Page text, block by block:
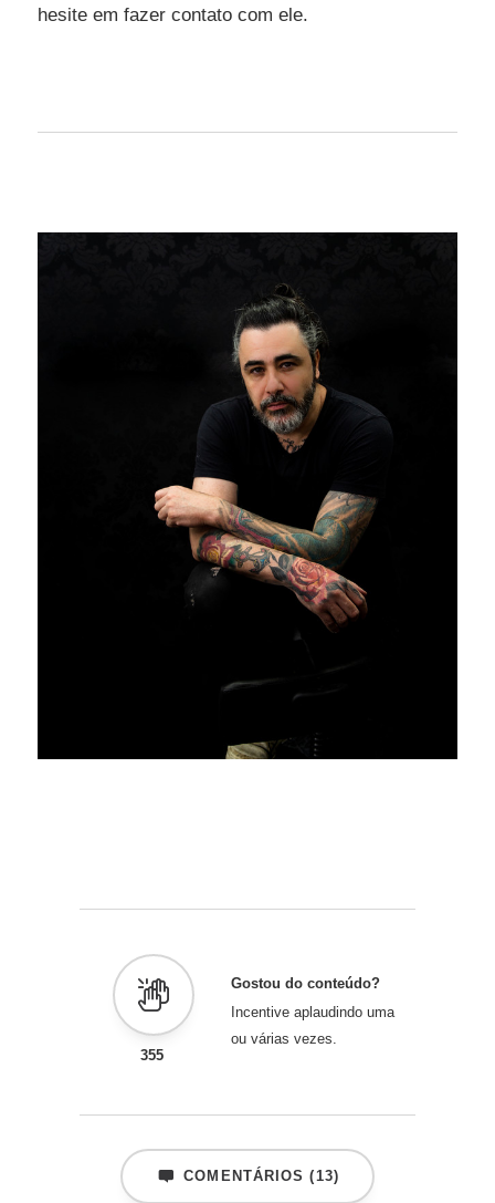
hesite em fazer contato com ele.
355
Gostou do conteúdo?
Incentive aplaudindo uma
ou várias vezes.
COMENTÁRIOS (13)